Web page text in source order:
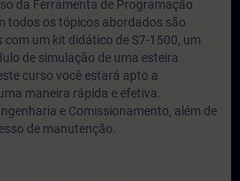
da Ferramenta de Programação
todos os tópicos abordados são
um kit didático de S7-1500, um
de simulação de uma esteira
curso você estará apto a
maneira rápida e efetiva.
e Comissionamento, além de
de manutenção.